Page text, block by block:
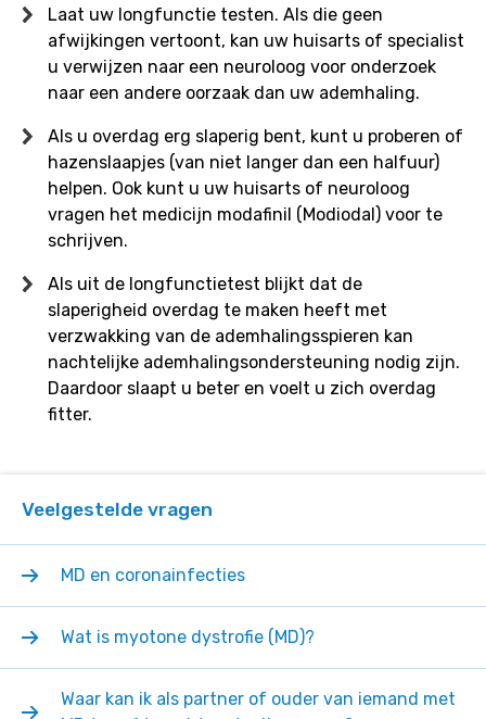
Laat uw longfunctie testen. Als die geen
afwijkingen vertoont, kan uw huisarts of specialist
u verwijzen naar een neuroloog voor onderzoek
naar een andere oorzaak dan uw ademhaling.
Als u overdag erg slaperig bent, kunt u proberen of
hazenslaapjes (van niet langer dan een halfuur)
helpen. Ook kunt u uw huisarts of neuroloog
vragen het medicijn modafinil (Modiodal) voor te
schrijven.
Als uit de longfunctietest blijkt dat de
slaperigheid overdag te maken heeft met
verzwakking van de ademhalingsspieren kan
nachtelijke ademhalingsondersteuning nodig zijn.
Daardoor slaapt u beter en voelt u zich overdag
fitter.
Veelgestelde vragen
MD en coronainfecties
Wat is myotone dystrofie (MD)?
Waar kan ik als partner of ouder van iemand met